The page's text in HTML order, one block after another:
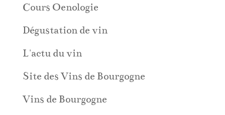
Cours Oenologie
Dégustation de vin
L'actu du vin
Site des Vins de Bourgogne
Vins de Bourgogne